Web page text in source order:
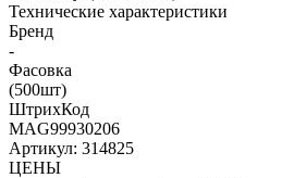
Технические характеристики
Бренд
-
Фасовка
(500шт)
ШтрихКод
MAG99930206
Артикул: 314825
ЦЕНЫ